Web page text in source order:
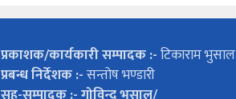
प्रकाशक/कार्यकारी सम्पादक :-टिकाराम भुसाल
प्रबन्ध निर्देशक :-सन्तोष भण्डारी